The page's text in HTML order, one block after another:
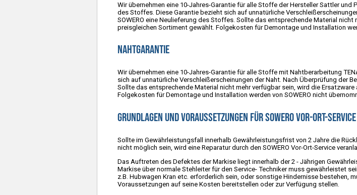
Wir übernehmen eine 10-Jahres-Garantie für alle Stoffe der Hersteller Sattler
des Stoffes. Diese Garantie bezieht sich auf unnatürliche
SOWERO eine Neulieferung des Stoffes. Sollte das entsprechende Material
preisgleichen Sortiment gewählt. Folgekosten für Demontage und Installation
Nahtgarantie
Wir übernehmen eine 10-Jahres-Garantie für alle Stoffe mit Nahtberarbeitung
sich auf unnatürliche Verschleißerscheinungen der Naht. Nach Überprüfung der
Sollte das entsprechende Material nicht mehr verfügbar sein, wird die
Folgekosten für Demontage und Installation werden von SOWERO nicht
Grundlagen und Voraussetzungen für SOWERO Vor-Ort-
Sollte im Gewährleistungsfall innerhalb Gewährleistungsfrist von 2 Jahre die
nicht möglich sein, wird eine Reparatur durch den SOWERO Vor-Ort-Service
Das Auftreten des Defektes der Markise liegt innerhalb der 2 - Jährigen
Markise über normale Stehleiter für den Service- Techniker muss gewährleistet
z.B. Hubwagen Kran etc. erforderlich sein, oder sonstige Hindernisse bestehen,
Voraussetzungen auf seine Kosten bereitstellen oder zur Verfügung stellen.